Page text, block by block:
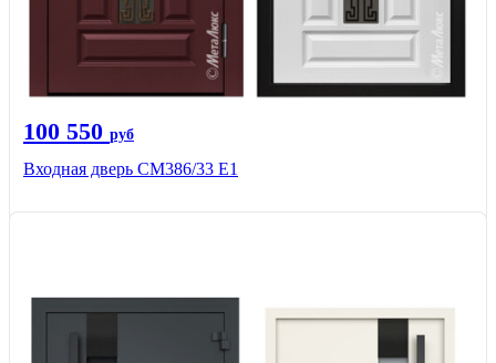
100 550 руб
Входная дверь СМ386/33 Е1